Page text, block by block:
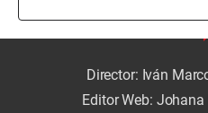
Director: Iván
Editor Web: